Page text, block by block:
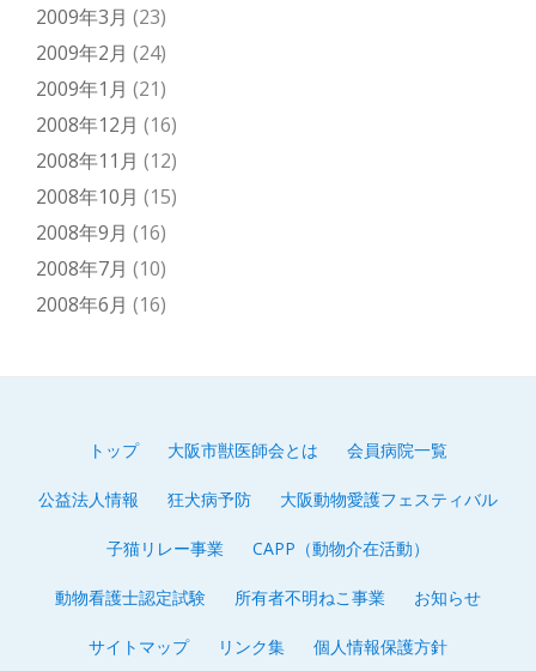
2009年3月 (23)
2009年2月 (24)
2009年1月 (21)
2008年12月 (16)
2008年11月 (12)
2008年10月 (15)
2008年9月 (16)
2008年7月 (10)
2008年6月 (16)
ニ
トップ 大阪市獣医師会とは 会員病院一覧
公益法人情報 狂犬病予防 大阪動物愛護フェスティバル
子猫リレー事業 CAPP（動物介在活動）
動物看護士認定試験 所有者不明ねこ事業 お知らせ
サイトマップ リンク集 個人情報保護方針